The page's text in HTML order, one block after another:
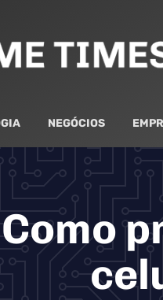
NEGÓCIOS
Como